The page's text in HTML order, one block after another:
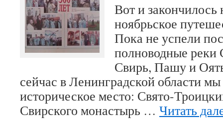
Вот и
ноябрьское
Пока не успели
полноводные реки
Свирь, Пашу и
сейчас в Ленинградской области
историческое место: Свято-
Свирского монастырь … Читать